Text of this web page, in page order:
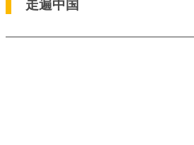
走遍中国